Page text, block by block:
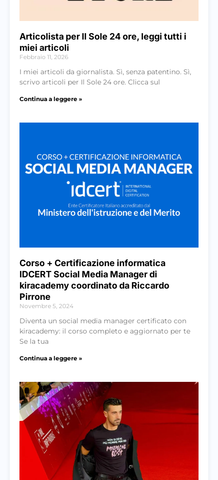
Articolista per Il Sole 24 ore, leggi tutti i
miei articoli
Febbraio 11, 2026
I miei articoli da giornalista. Sì, senza patentino. Sì,
scrivo articoli per Il Sole 24 ore. Clicca sul
Continua a leggere »
Corso + Certificazione informatica
IDCERT Social Media Manager di
kiracademy coordinato da Riccardo
Pirrone
Novembre 5, 2024
Diventa un social media manager certificato con
kiracademy: il corso completo e aggiornato per te
Se la tua
Continua a leggere »